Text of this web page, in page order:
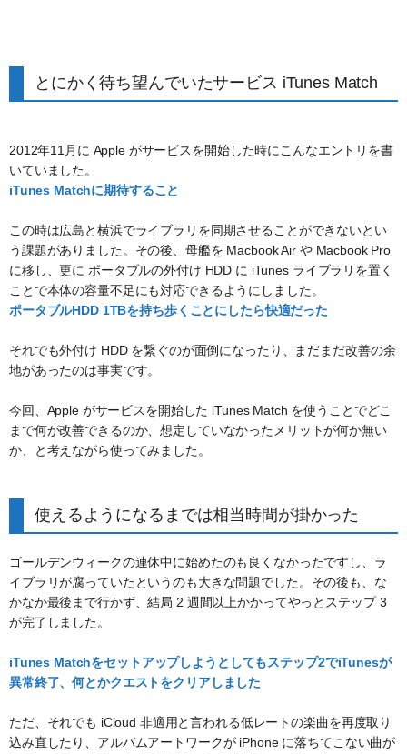
とにかく待ち望んでいたサービス iTunes Match
2012年11月に Apple がサービスを開始した時にこんなエントリを書
いていました。
iTunes Matchに期待すること
この時は広島と横浜でライブラリを同期させることができないとい
う課題がありました。その後、母艦を Macbook Air や Macbook Pro
に移し、更に ポータブルの外付け HDD に iTunes ライブラリを置く
ことで本体の容量不足にも対応できるようにしました。
ポータブルHDD 1TBを持ち歩くことにしたら快適だった
それでも外付け HDD を繋ぐのが面倒になったり、まだまだ改善の余
地があったのは事実です。
今回、Apple がサービスを開始した iTunes Match を使うことでどこ
まで何が改善できるのか、想定していなかったメリットが何か無い
か、と考えながら使ってみました。
使えるようになるまでは相当時間が掛かった
ゴールデンウィークの連休中に始めたのも良くなかったですし、ラ
イブラリが腐っていたというのも大きな問題でした。その後も、な
かなか最後まで行かず、結局 2 週間以上かかってやっとステップ 3
が完了しました。
iTunes Matchをセットアップしようとしてもステップ2でiTunesが
異常終了、何とかクエストをクリアしました
ただ、それでも iCloud 非適用と言われる低レートの楽曲を再度取り
込み直したり、アルバムアートワークが iPhone に落ちてこない曲が